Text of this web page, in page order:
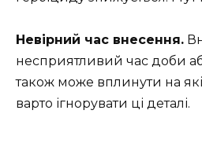
Невірний час внесення.
несприятливий час доби
також може вплинути на
варто ігнорувати ці деталі.